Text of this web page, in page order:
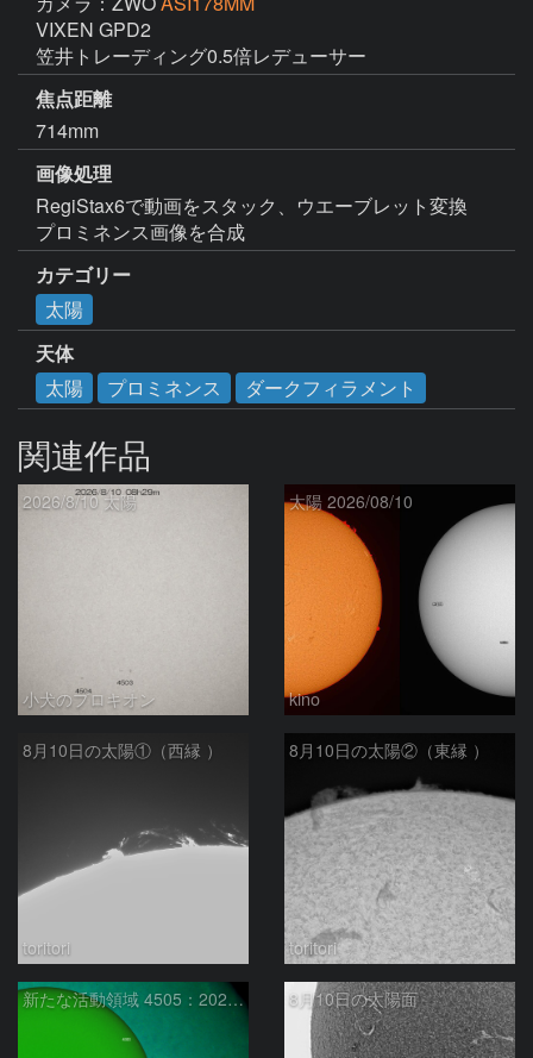
VIXEN GPD2
笠井トレーディング0.5倍レデューサー
焦点距離
714mm
画像処理
RegiStax6で動画をスタック、ウエーブレット変換
プロミネンス画像を合成
カテゴリー
太陽
天体
太陽
プロミネンス ダークフィラメント
関連作品
2026/8/10 太陽
小犬のプロキオン
太陽 2026/08/10
kino
8月10日の太陽①（西縁 ）
toritori
8月10日の太陽②（東縁 ）
toritori
新たな活動領域 4505：2026/08/10 8月10日の太陽面